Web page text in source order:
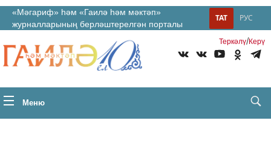
«Мәгариф» һәм «Гаилә һәм мәктәп»
журналларының берләштерелгән порталы
РУС
ТАТ
Теркəлү/Керү
Меню